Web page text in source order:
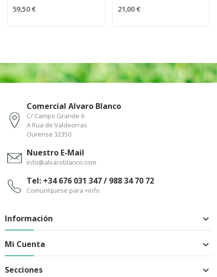
59,50 € 21,00 €
Comercial Alvaro Blanco
C/ Campo Grande 6
A Rua de Valdeorras
Ourense 32350
Nuestro E-Mail
info@alvaroblanco.com
Tel: +34 676 031 347 / 988 34 70 72
Comuníquese para +info
Información 
Mi Cuenta 
Secciones 